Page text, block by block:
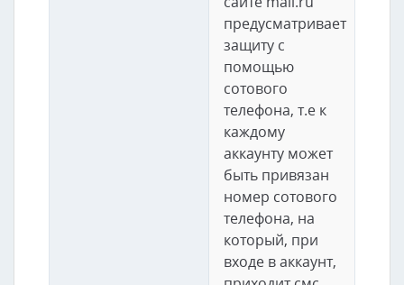
предусматривает
защиту с
помощью
сотового
телефона, т.е к
каждому
аккаунту может
быть привязан
номер сотового
телефона, на
который, при
входе в аккаунт,